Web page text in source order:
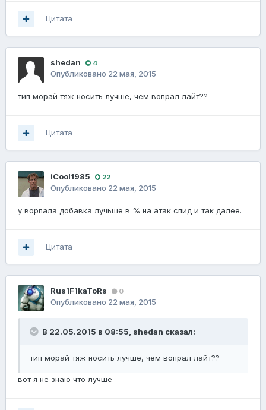
Цитата
shedan 4
Опубликовано 22 мая, 2015
тип морай тяж носить лучше, чем вопрал лайт??
Цитата
iCool1985 22
Опубликовано 22 мая, 2015
у ворпала добавка лучьше в % на атак спид и так далее.
Цитата
Rus1F1kaToRs 0
Опубликовано 22 мая, 2015
В 22.05.2015 в 08:55, shedan сказал:
тип морай тяж носить лучше, чем вопрал лайт??
вот я не знаю что лучше